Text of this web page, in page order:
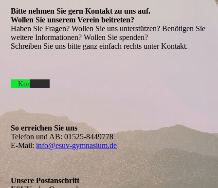
Bitte nehmen Sie gern Kontakt zu uns auf.
Wollen Sie unserem Verein beitreten?
Haben Sie Fragen? Wollen Sie uns unterstützen? Benötigen Sie
weitere Informationen? Wollen Sie spenden?
Schreiben Sie uns bitte ganz einfach rechts unter Kontakt.
Kontakt
So erreichen Sie uns
Telefon und AB: 01525-8449778
E-Mail:info@esuv-gymnasium.de
Unsere Postanschrift